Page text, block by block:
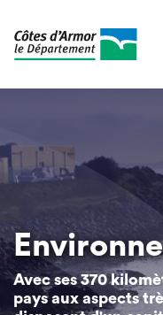
principal
Avec ses 370
pays aux aspects